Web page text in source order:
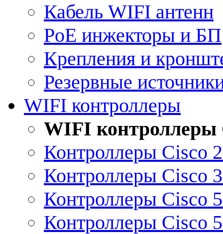
Кабель WIFI антенн
PoE инжекторы и БП
Крепления и
Резервные
WIFI контроллеры
WIFI контроллеры
Контроллеры Cisco
Контроллеры Cisco
Контроллеры Cisco
Контроллеры Cisco